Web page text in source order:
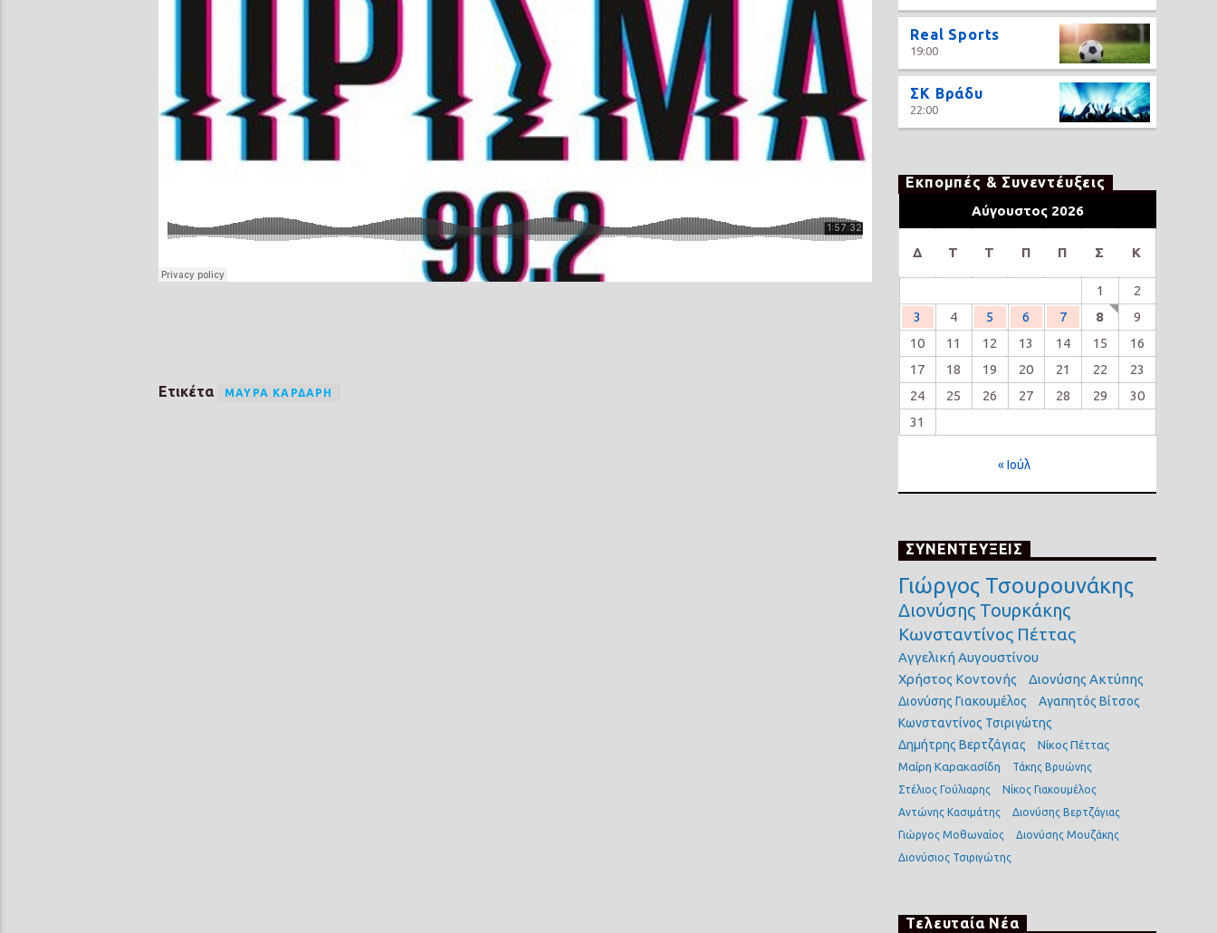
Ετικέτα ΜΑΎΡΑ ΚΆΡΔΑΡΗ
Real Sports
19:00
ΣΚ Βράδυ
22:00
Εκπομπές & Συνεντέυξεις
Αύγουστος 2026
Δ Τ Τ Π Π Σ Κ
1
2
3
4 5 6 7 8
9
10
11 12 13 14 15
16
17
18 19 20 21 22
23
24
25 26 27 28 29
30
31
« Ιούλ
ΣΥΝΕΝΤΕΥΞΕΙΣ
Γιώργος Τσουρουνάκης
Διονύσης Τουρκάκης
Κωνσταντίνος Πέττας
Αγγελική Αυγουστίνου
Χρήστος Κοντονής
Διονύσης Ακτύπης
Διονύσης Γιακουμέλος
Αγαπητός Βίτσος
Κωνσταντίνος Τσιριγώτης
Δημήτρης Βερτζάγιας
Νίκος Πέττας
Μαίρη Καρακασίδη
Τάκης Βρυώνης
Στέλιος Γούλιαρης
Νίκος Γιακουμέλος
Αντώνης Κασιμάτης
Διονύσης Βερτζάγιας
Γιώργος Μοθωναίος
Διονύσης Μουζάκης
Διονύσιος Τσιριγώτης
Τελευταία Νέα